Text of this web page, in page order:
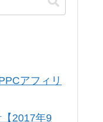
アフィリ
2017年9